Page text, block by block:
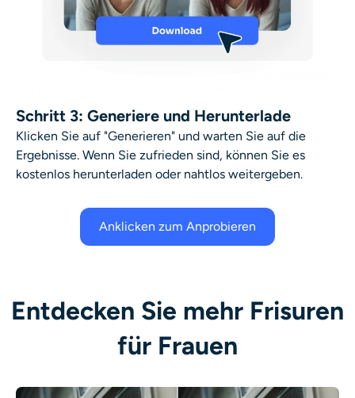
Schritt 3: Generiere und Herunterlade
Klicken Sie auf "Generieren" und warten Sie auf die
Ergebnisse. Wenn Sie zufrieden sind, können Sie es
kostenlos herunterladen oder nahtlos weitergeben.
Anklicken zum Anprobieren
Entdecken Sie mehr Frisuren
für Frauen